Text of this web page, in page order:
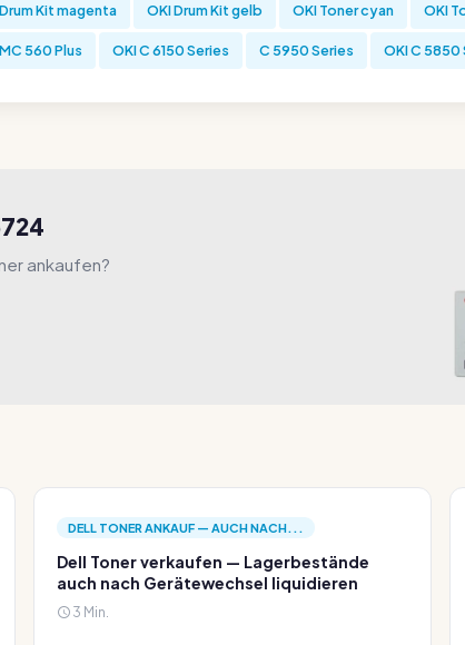
Kit magenta OKI Drum Kit gelb OKI Toner cyan OKI
560 Plus OKI C 6150 Series C 5950 Series OKI C 5850
ankaufen?
DELL TONER ANKAUF — AUCH NACH...
Dell Toner verkaufen — Lagerbestände
auch nach Gerätewechsel liquidieren
3 Min.